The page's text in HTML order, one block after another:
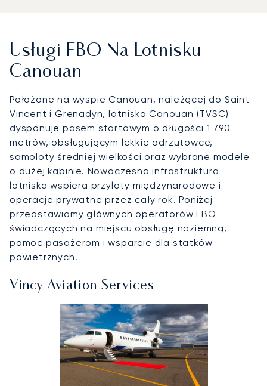
Usługi FBO Na Lotnisku
Canouan
Położone na wyspie Canouan, należącej do Saint
Vincent i Grenadyn,lotnisko Canouan (TVSC)
dysponuje pasem startowym o długości 1 790
metrów, obsługującym lekkie odrzutowce,
samoloty średniej wielkości oraz wybrane modele
o dużej kabinie. Nowoczesna infrastruktura
lotniska wspiera przyloty międzynarodowe i
operacje prywatne przez cały rok. Poniżej
przedstawiamy głównych operatorów FBO
świadczących na miejscu obsługę naziemną,
pomoc pasażerom i wsparcie dla statków
powietrznych.
Vincy Aviation Services